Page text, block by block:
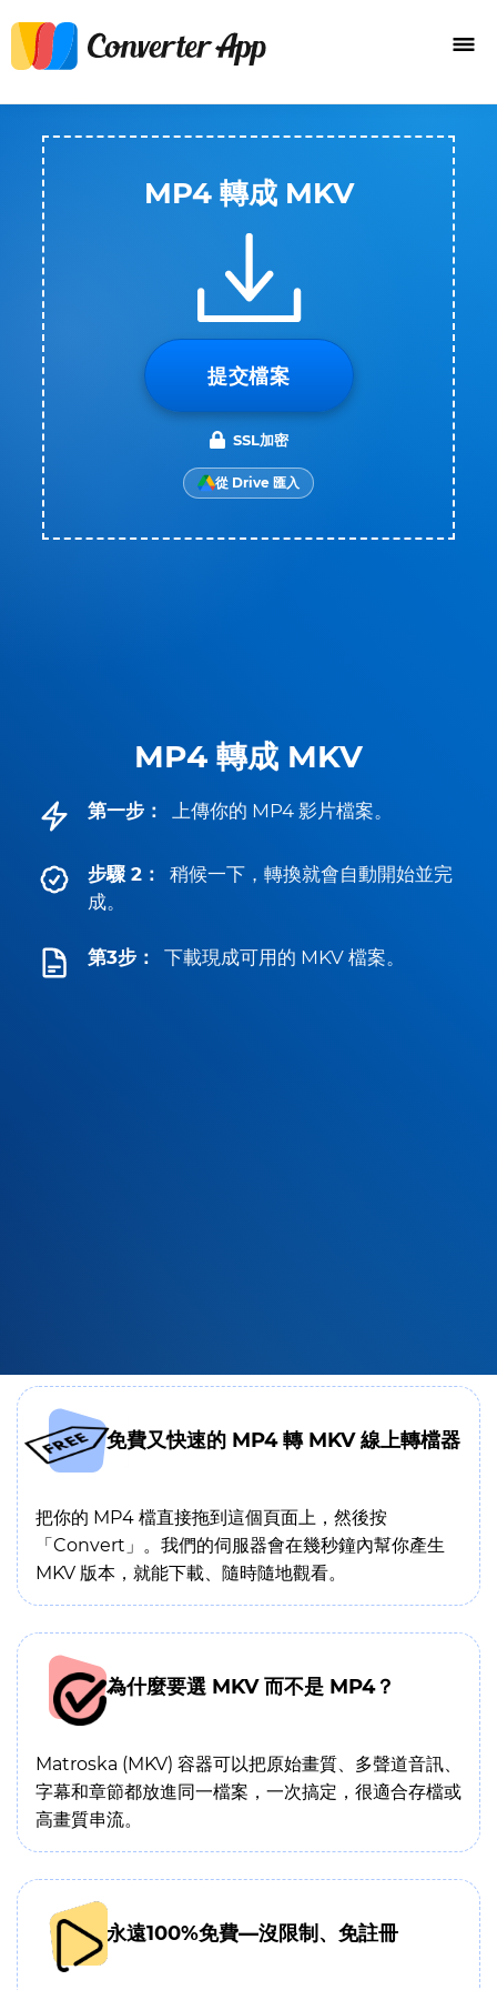
MP4 轉成 MKV
第一步： 上傳你的 MP4 影片檔案。
步驟 2：
稍候一下，轉換就會自動開始並完
成。
第3步： 下載現成可用的 MKV 檔案。
MP4 轉成 MKV
提交檔案
SSL加密
從 Drive 匯入
免費又快速的 MP4 轉 MKV 線上轉檔器
把你的 MP4 檔直接拖到這個頁面上，然後按
「Convert」。我們的伺服器會在幾秒鐘內幫你產生
MKV 版本，就能下載、隨時隨地觀看。
為什麼要選 MKV 而不是 MP4？
Matroska (MKV) 容器可以把原始畫質、多聲道音訊、
字幕和章節都放進同一檔案，一次搞定，很適合存檔或
高畫質串流。
永遠100%免費—沒限制、免註冊